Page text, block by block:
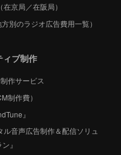
京局／在阪局）
別のラジオ広告費用一覧）
ィブ制作
作サービス
制作費）
』
音声広告制作＆配信ソリュ
』